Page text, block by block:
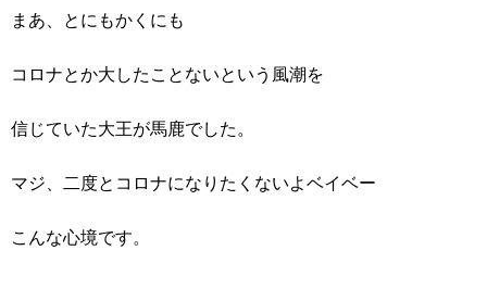
まあ、とにもかくにも
コロナとか大したことないという風潮を
信じていた大王が馬鹿でした。
マジ、二度とコロナになりたくないよベイベー
こんな心境です。